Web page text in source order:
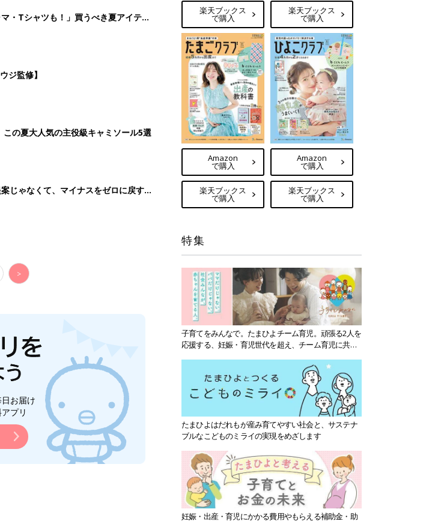
>
楽天ブックス
で購入
楽天ブックス
で購入
Amazon
で購入
楽天ブックス
で購入
Amazon
で購入
楽天ブックス
で購入
特集
子育てをみんなで。たまひよチーム育児。頑張る2人を
応援する、妊娠・育児世代を超え、チーム育児に共感
たまひよはだれもが産み育てやすい社会と、サステナ
ブルなこどものミライの実現をめざします
妊娠・出産・育児にかかる費用やもらえる補助金・助